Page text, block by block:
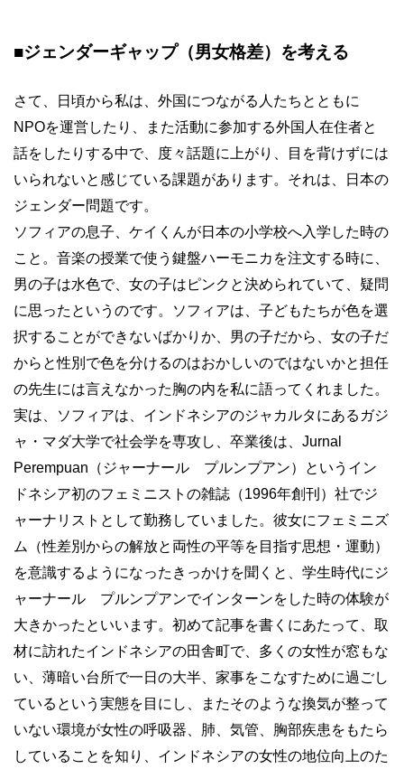
■ジェンダーギャップ（男女格差）を考える
さて、日頃から私は、外国につながる人たちとともに
NPOを運営したり、また活動に参加する外国人在住者と
話をしたりする中で、度々話題に上がり、目を背けずには
いられないと感じている課題があります。それは、日本の
ジェンダー問題です。
ソフィアの息子、ケイくんが日本の小学校へ入学した時の
こと。音楽の授業で使う鍵盤ハーモニカを注文する時に、
男の子は水色で、女の子はピンクと決められていて、疑問
に思ったというのです。ソフィアは、子どもたちが色を選
択することができないばかりか、男の子だから、女の子だ
からと性別で色を分けるのはおかしいのではないかと担任
の先生には言えなかった胸の内を私に語ってくれました。
実は、ソフィアは、インドネシアのジャカルタにあるガジ
ャ・マダ大学で社会学を専攻し、卒業後は、Jurnal
Perempuan（ジャーナール プルンプアン）というイン
ドネシア初のフェミニストの雑誌（1996年創刊）社でジ
ャーナリストとして勤務していました。彼女にフェミニズ
ム（性差別からの解放と両性の平等を目指す思想・運動）
を意識するようになったきっかけを聞くと、学生時代にジ
ャーナール プルンプアンでインターンをした時の体験が
大きかったといいます。初めて記事を書くにあたって、取
材に訪れたインドネシアの田舎町で、多くの女性が窓もな
い、薄暗い台所で一日の大半、家事をこなすために過ごし
ているという実態を目にし、またそのような換気が整って
いない環境が女性の呼吸器、肺、気管、胸部疾患をもたら
していることを知り、インドネシアの女性の地位向上のた